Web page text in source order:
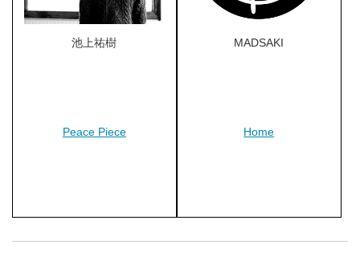
池上祐樹
Peace Piece
MADSAKI
Home